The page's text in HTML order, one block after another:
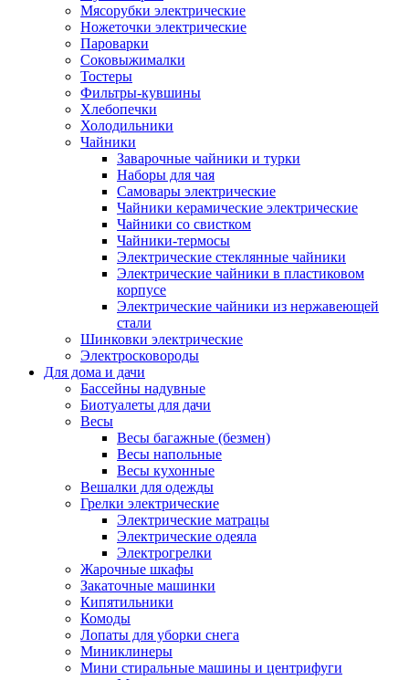
Мясорубки электрические
Ножеточки электрические
Пароварки
Соковыжималки
Тостеры
Фильтры-кувшины
Хлебопечки
Холодильники
Чайники
Заварочные чайники и турки
Наборы для чая
Самовары электрические
Чайники керамические электрические
Чайники со свистком
Чайники-термосы
Электрические стеклянные чайники
Электрические чайники в пластиковом
корпусе
Электрические чайники из нержавеющей
стали
Шинковки электрические
Электросковороды
Для дома и дачи
Бассейны надувные
Биотуалеты для дачи
Весы
Весы багажные (безмен)
Весы напольные
Весы кухонные
Вешалки для одежды
Грелки электрические
Электрические матрацы
Электрические одеяла
Электрогрелки
Жарочные шкафы
Закаточные машинки
Кипятильники
Комоды
Лопаты для уборки снега
Миниклинеры
Мини стиральные машины и центрифуги